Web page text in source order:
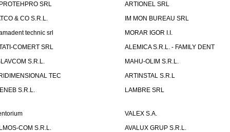
SRL
ARTIONEL SRL
& CO S.R.L.
IM MON BUREAU SRL
technic srl
MORAR IGOR I.I.
COMERT SRL
ALEMICA S.R.L. - FAMILY DENT
S.R.L.
MAHU-OLIM S.R.L.
TEC
ARTINSTAL S.R.L
S.R.L.
LAMBRE SRL
VALEX S.A.
COM S.R.L.
AVALUX GRUP S.R.L.